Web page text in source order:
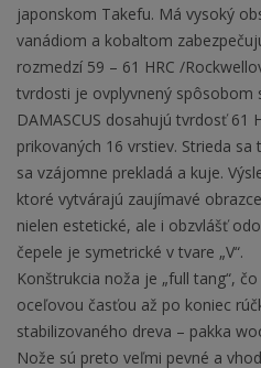
japonskom Takefu. Má vysoký
vanádiom a kobaltom
rozmedzí 59 – 61 HRC /
tvrdosti je ovplyvnený spôsobom
DAMASCUS dosahujú tvrdosť 61
prikovaných 16 vrstiev. Strieda
sa vzájomne prekladá a kuje.
ktoré vytvárajú zaujímavé
nielen estetické, ale i obzvlášť
čepele je symetrické v tvare „V“.
Konštrukcia noža je „full tang“,
oceľovou časťou až po koniec
stabilizovaného dreva – pakka
Nože sú preto veľmi pevné a